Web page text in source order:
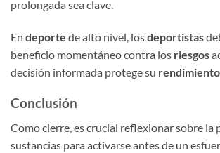
prolongada sea clave.
En deporte de alto nivel, losdeportistas
beneficio momentáneo contra los riesgos
decisión informada protege su rendimiento
Conclusión
Como cierre, es crucial reflexionar sobre la
sustancias para activarse antes de un